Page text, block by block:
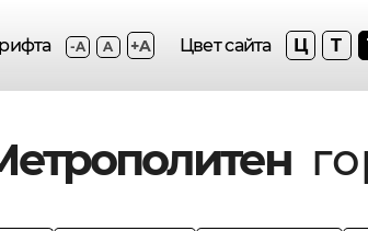
-A A +A Цвет сайта Ц T